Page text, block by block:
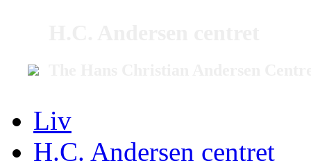
Liv
H.C. Andersen centret